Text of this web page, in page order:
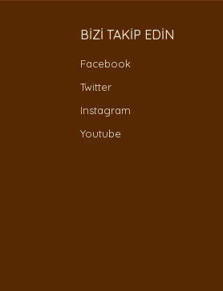
BİZİ TAKİP EDİN
Facebook
Twitter
Instagram
Youtube